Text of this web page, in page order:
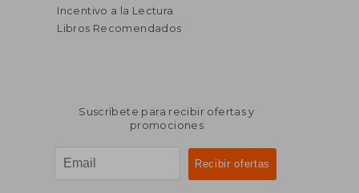
Incentivo a la Lectura
Libros Recomendados
Suscríbete para recibir ofertas y
promociones